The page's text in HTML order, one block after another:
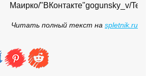
Маирко/"ВКонтакте"gogunsky_v/
Читать полный текст на spletnik.ru